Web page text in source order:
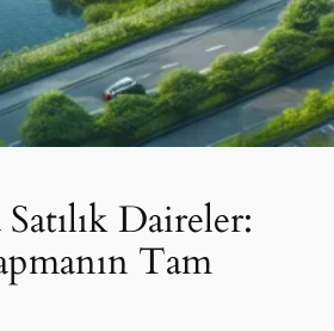
Satılık Daireler:
Tam